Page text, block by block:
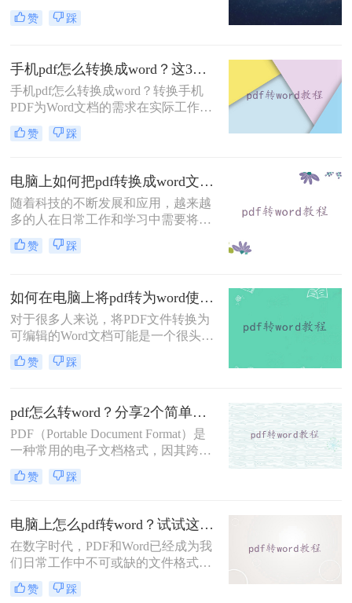
们可能会遇到需要将PDF转换成Word
的情况，这样可以方便我们编辑和修
提供一些实用的工具和技巧。
赞 踩
手机pdf怎么转换成word？这3个方法可以尝试！
手机pdf怎么转换成word？转换手机
PDF为Word文档的需求在实际工作和
学习中十分常见。本文将为您介绍几
种简单易行的方法，帮助您高效地将
不论您是在手机上还是在电脑上操
作，都能通过以下几种方法轻松完成
转换。
赞 踩
电脑上如何把pdf转换成word文档？教你三种好用的方法！
随着科技的不断发展和应用，越来越
多的人在日常工作和学习中需要将
PDF文件转换为可编辑的Word文档。
在过去，这可能是一项繁琐且复杂的
如何把pdf转换成word文档呢？本文将
为您介绍几种最方便且高效的方法，
帮助您在电脑上轻松将PDF转换为
Word文档。
赞 踩
如何在电脑上将pdf转为word使用？教你转转大师的2个转换方法！
对于很多人来说，将PDF文件转换为
可编辑的Word文档可能是一个很头疼
的问题。而这个问题的解决方案实际
上并不复杂，只需几个简单的步骤，
档。本文将带你逐步了解如何在电脑
上将pdf转为word使用，让你的文件编
辑变得更加方便快捷。
赞 踩
pdf怎么转word？分享2个简单易行的转换方法！
PDF（Portable Document Format）是
一种常用的电子文档格式，因其跨平
台、易于分享和阅读的特点而被广泛
使用。然而，有时候我们需要将PDF
辑、修改或重新排版。那么pdf怎么转
word呢？本文将介绍二种简单易行的
PDF转Word的方法，帮助你轻松完成
转换任务。
赞 踩
电脑上怎么pdf转word？试试这在线转换方法吧！
在数字时代，PDF和Word已经成为我
们日常工作中不可或缺的文件格式。
然而，有时候我们需要将PDF文件的
内容编辑或重新排版，这就需要将其
赞 踩